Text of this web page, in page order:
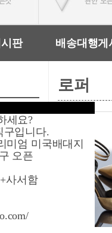
세요?
구입니다.
미엄 미국배대지
오픈
사서함
판 배송대행게
로퍼